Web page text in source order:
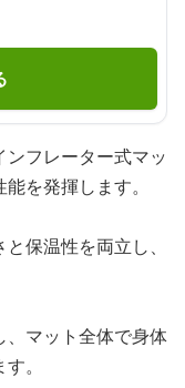
フレーター式マッ
を発揮します。
保温性を両立し、
、マット全体で身体
。